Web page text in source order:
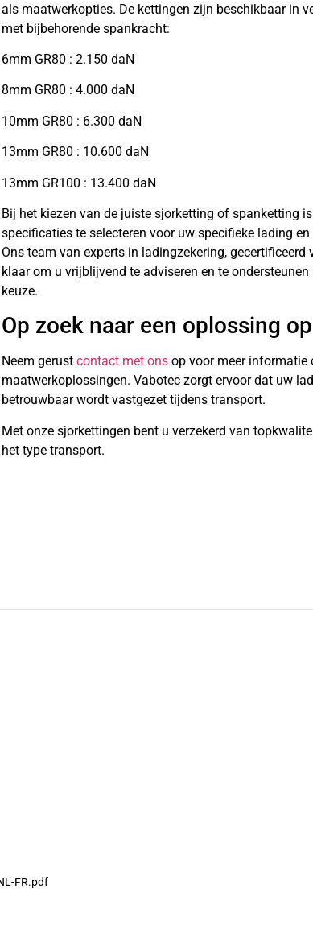
als maatwerkopties. De kettingen zijn beschikbaar in
met bijbehorende spankracht:
6mm GR80 : 2.150 daN
8mm GR80 : 4.000 daN
10mm GR80 : 6.300 daN
13mm GR80 : 10.600 daN
13mm GR100 : 13.400 daN
Bij het kiezen van de juiste sjorketting of spanketting
specificaties te selecteren voor uw specifieke lading
Ons team van experts in ladingzekering, gecertificeerd
klaar om u vrijblijvend te adviseren en te
keuze.
Op zoek naar een oplossing
Neem gerust contact met ons op voor meer informatie
maatwerkoplossingen. Vabotec zorgt ervoor dat uw
betrouwbaar wordt vastgezet tijdens transport.
Met onze sjorkettingen bent u verzekerd van
het type transport.
FR.pdf